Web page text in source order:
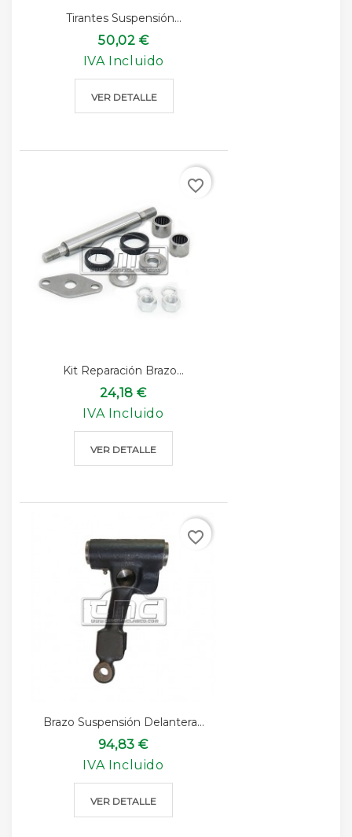
Tirantes Suspensión...
50,02 €
IVA Incluido
VER DETALLE
Kit Reparación Brazo...
24,18 €
IVA Incluido
VER DETALLE
favorite_border
Brazo Suspensión Delantera...
94,83 €
IVA Incluido
VER DETALLE
favorite_border